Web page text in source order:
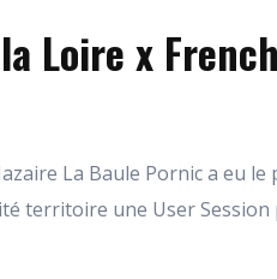
Loire x
La Baule Pornic a eu le
territoire une User